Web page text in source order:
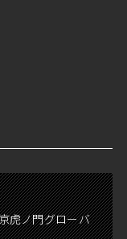
虎ノ門グローバ